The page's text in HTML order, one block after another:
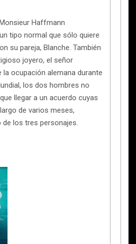
Haffmann
tipo normal que sólo quiere
su pareja, Blanche. También
joyero, el señor
ocupación alemana durante
los dos hombres no
llegar a un acuerdo cuyas
de varios meses,
los tres personajes.